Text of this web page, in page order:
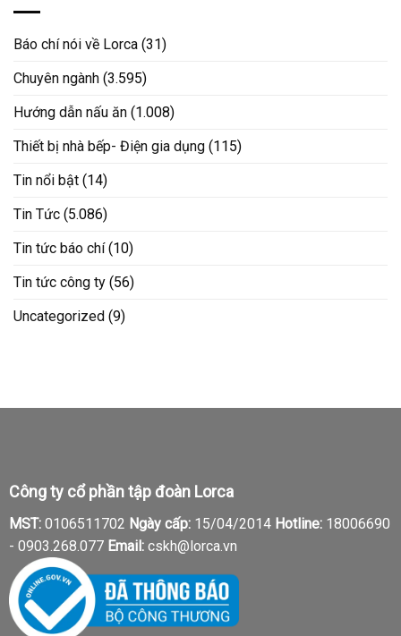
Báo chí nói về Lorca (31)
Chuyên ngành (3.595)
Hướng dẫn nấu ăn (1.008)
Thiết bị nhà bếp- Điện gia dụng (115)
Tin nổi bật (14)
Tin Tức (5.086)
Tin tức báo chí(10)
Tin tức công ty (56)
Uncategorized (9)
Công ty cổ phần tập đoàn Lorca
MST:0106511702 Ngày cấp:15/04/2014 Hotline:18006690
- 0903.268.077 Email:cskh@lorca.vn